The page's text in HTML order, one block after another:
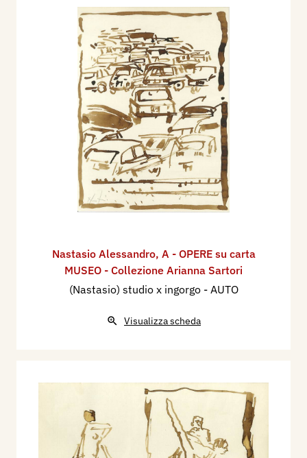
Nastasio Alessandro, A - OPERE su carta
MUSEO - Collezione Arianna Sartori
(Nastasio) studio x ingorgo - AUTO
Visualizza scheda